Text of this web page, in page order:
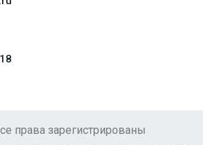
права зарегистрированы